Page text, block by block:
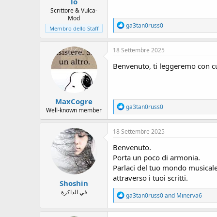
Scrittore & Vulca-
Mod
Membro dello Staff
R
e
a
c
i
o
ga3tan0russ0
MaxCogre
Well-known member
18 Settembre 2025
Benvenuto, ti leggeremo con
R
e
a
c
i
o
n
s
:
ga3tan0russ0
Shoshin
في الذاكرة
18 Settembre 2025
Benvenuto.
Porta un poco di armonia.
Parlaci del tuo mondo
attraverso i tuoi scritti.
R
e
a
ga3tan0russ0and Minerva6